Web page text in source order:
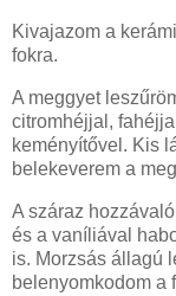
Kivajazom a
fokra.
A meggyet
citromhéjjal,
keményítővel. Kis
belekeverem a
A száraz
és a vaníliával
is. Morzsás állagú
belenyomkodom a